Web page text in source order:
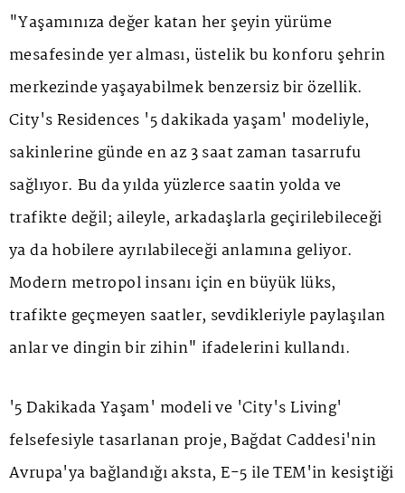
"Yaşamınıza değer katan her şeyin yürüme
mesafesinde yer alması, üstelik bu konforu şehrin
merkezinde yaşayabilmek benzersiz bir özellik.
City's Residences '5 dakikada yaşam' modeliyle,
sakinlerine günde en az 3 saat zaman tasarrufu
sağlıyor. Bu da yılda yüzlerce saatin yolda ve
trafikte değil; aileyle, arkadaşlarla geçirilebileceği
ya da hobilere ayrılabileceği anlamına geliyor.
Modern metropol insanı için en büyük lüks,
trafikte geçmeyen saatler, sevdikleriyle paylaşılan
anlar ve dingin bir zihin" ifadelerini kullandı.
'5 Dakikada Yaşam' modeli ve 'City's Living'
felsefesiyle tasarlanan proje, Bağdat Caddesi'nin
Avrupa'ya bağlandığı aksta, E-5 ile TEM'in kesiştiği